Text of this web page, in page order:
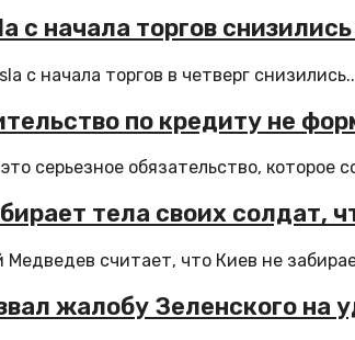
с начала торгов
с начала торгов в четверг
по кредиту не
серьезное обязательство, которое
тела своих солдат,
считает, что Киев не
жалобу Зеленского на